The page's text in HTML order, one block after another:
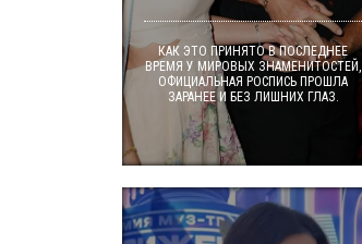
КАК ЭТО ПРИНЯТО В ПОСЛЕДНЕЕ
ВРЕМЯ У МИРОВЫХ ЗНАМЕНИТОСТЕЙ,
ОФИЦИАЛЬНАЯ РОСПИСЬ ПРОШЛА
ЗАРАНЕЕ И БЕЗ ЛИШНИХ ГЛАЗ.